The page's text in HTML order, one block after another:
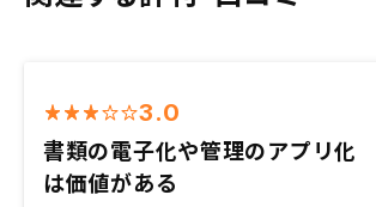
3.0
書類の電子化や管理のアプリ化
は価値がある